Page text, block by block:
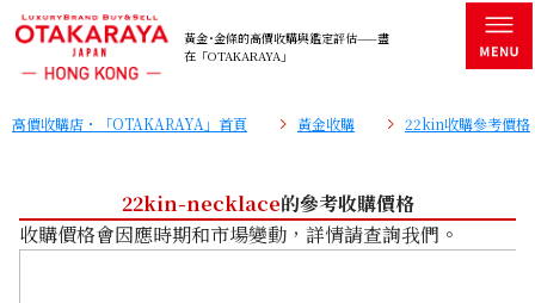
黃金･金條的高價收購與鑑定評估——盡
在「OTAKARAYA」
高價收購店・「OTAKARAYA」首頁 黃金收購 22kin收購參考價格
22kin-necklace的參考收購價格
收購價格會因應時期和市場變動，詳情請查詢我們。